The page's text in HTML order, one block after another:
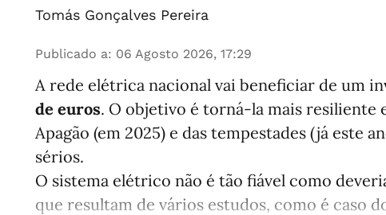
Tomás Gonçalves Pereira
Publicado a: 06 Agosto 2026, 17:29
A rede elétrica nacional vai beneficiar de um
de euros. O objetivo é torná-la mais resiliente
Apagão (em 2025) e das tempestades (já este
sérios.
O sistema elétrico não é tão fiável como
que resultam de vários estudos, como é caso